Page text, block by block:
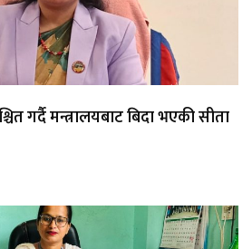
गर्दै मन्त्रालयबाट बिदा भएकी सीता